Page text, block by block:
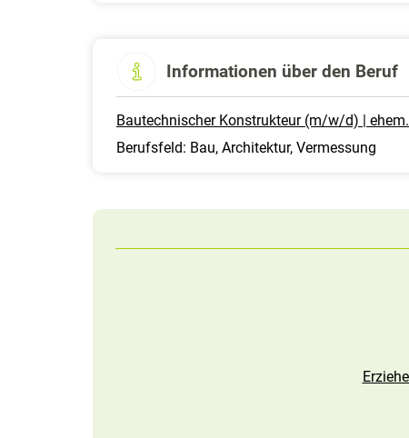
Informationen über den Beruf
Bautechnischer Konstrukteur (m/w/d) |
Berufsfeld: Bau, Architektur, Vermessung